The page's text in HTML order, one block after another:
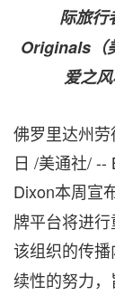
际旅行
Originals（
爱之
佛罗里达州
日 /美通社/ --
Dixon本周宣
牌平台将进
该组织的传播
续性的努力